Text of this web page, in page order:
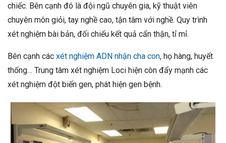
chiếc. Bên cạnh đó là đội ngũ chuyên gia, kỹ thuật viên
chuyên môn giỏi, tay nghề cao, tận tâm với nghề. Quy trình
xét nghiệm bài bản, đối chiếu kết quả cẩn thận, tỉ mỉ.
Bên cạnh các xét nghiệm ADN nhận cha con, họ hàng, huyết
thống… Trung tâm xét nghiệm Loci hiện còn đẩy mạnh các
xét nghiệm đột biến gen, phát hiện gen bệnh.